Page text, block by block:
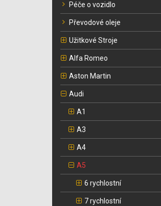
Péče o vozidlo
Převodové oleje
Užitkové Stroje
Alfa Romeo
Aston Martin
Audi
A1
A3
A4
A5
6 rychlostní
7 rychlostní